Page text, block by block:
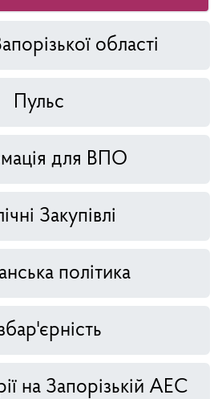
області
Пульс
для ВПО
Закупівлі
політика
на Запорізькій АЕС